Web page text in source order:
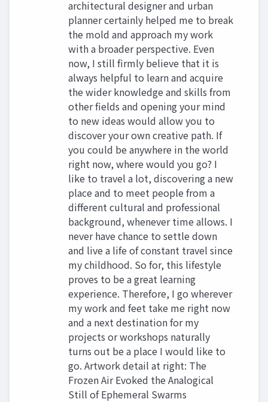
architectural designer and urban
planner certainly helped me to break
the mold and approach my work
with a broader perspective. Even
now, I still firmly believe that it is
always helpful to learn and acquire
the wider knowledge and skills from
other fields and opening your mind
to new ideas would allow you to
discover your own creative path. If
you could be anywhere in the world
right now, where would you go? I
like to travel a lot, discovering a new
place and to meet people from a
different cultural and professional
background, whenever time allows. I
never have chance to settle down
and live a life of constant travel since
my childhood. So for, this lifestyle
proves to be a great learning
experience. Therefore, I go wherever
my work and feet take me right now
and a next destination for my
projects or workshops naturally
turns out be a place I would like to
go. Artwork detail at right: The
Frozen Air Evoked the Analogical
Still of Ephemeral Swarms